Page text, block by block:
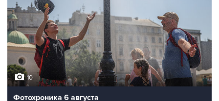
10
Фотохроника 6 августа